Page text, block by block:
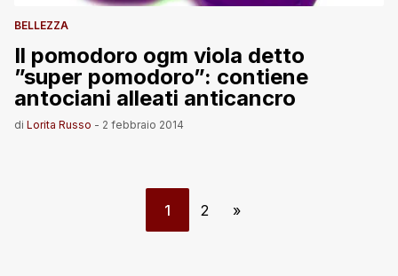
BELLEZZA
Il pomodoro ogm viola detto
”super pomodoro”: contiene
antociani alleati anticancro
di Lorita Russo - 2 febbraio 2014
1 2 »